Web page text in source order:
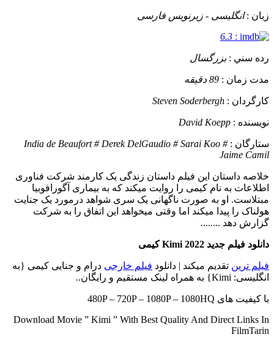
زبان :انگلیسی - زیرنویس فارسی
:
6.3
رده سني :بزرگسال
مدت زمان : 89 دقیقه
کارگردان : Steven Soderbergh
نويسنده : David Koepp
ستارگان :India de Beaufort # Derek DelGaudio # Sarai Koo #
Jaime Camil
خلاصه داستان این فیلم داستان زندگی یک کارمند شرکت فناوری
اطلاعات به نام کیمی را روایت میکند که به بیماری آگورافوبیا
مبتلاست. او به صورت ناگهانی یک سری شواهد درمورد یک جنایت
هولناک را پیدا میکند اما وقتی میخواهد این اتفاق را به شرکت
گزارش دهد ........
دانلود فیلم جدید Kimi 2022 کیمی
فیلم ترین تقدیم میکند | دانلود فیلم خارجی درام و جنایی کیمی {به
انگلیسی: Kimi} به همراه لینک مستقیم و رایگان..
با کیفیت های 480P – 720P – 1080P – 1080HQ
Download Movie ” Kimi ” With Best Quality And Direct Links In
FilmTarin